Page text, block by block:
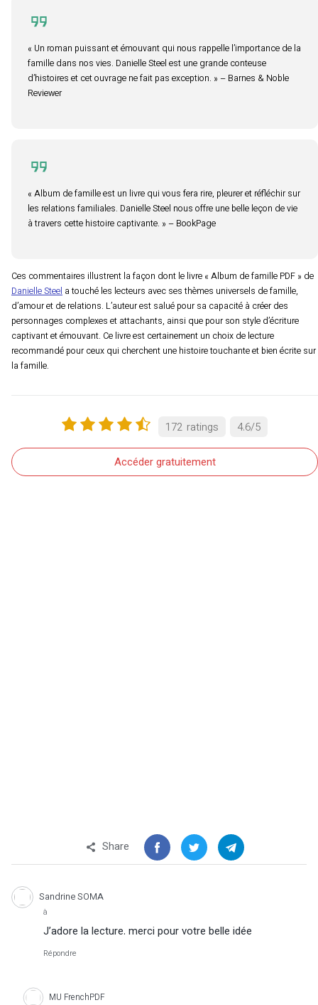
« Un roman puissant et émouvant qui nous rappelle l’importance de la
famille dans nos vies. Danielle Steel est une grande conteuse
d’histoires et cet ouvrage ne fait pas exception. » – Barnes & Noble
Reviewer
« Album de famille est un livre qui vous fera rire, pleurer et réfléchir sur
les relations familiales. Danielle Steel nous offre une belle leçon de vie
à travers cette histoire captivante. » – BookPage
Ces commentaires illustrent la façon dont le livre « Album de famille PDF » de
Danielle Steel a touché les lecteurs avec ses thèmes universels de famille,
d’amour et de relations. L’auteur est salué pour sa capacité à créer des
personnages complexes et attachants, ainsi que pour son style d’écriture
captivant et émouvant. Ce livre est certainement un choix de lecture
recommandé pour ceux qui cherchent une histoire touchante et bien écrite sur
la famille.
Accéder gratuitement
4.6/5
172 ratings
Share
Sandrine SOMA
à
J’adore la lecture. merci pour votre belle idée
Répondre
MU FrenchPDF